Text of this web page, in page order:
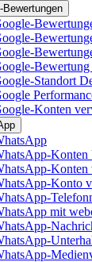
Bewertungen
Bewertung
Standort
Konten
Konten
Konten
Konto
mit